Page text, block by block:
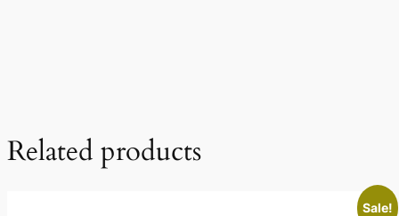
Related products
Sale!